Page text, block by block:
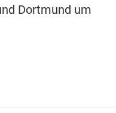
Dortmund um